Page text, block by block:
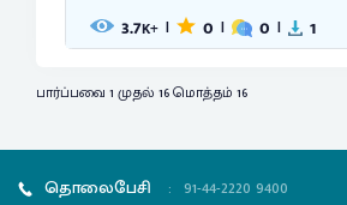
3.7K+ | 0 | 0 | 1
பார்ப்பவை 1 முதல் 16 மொத்தம் 16
தொலைபேசி : 91-44-2220 9400